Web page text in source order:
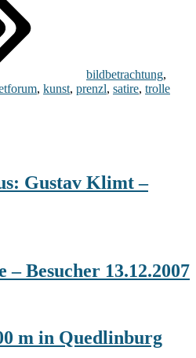
bildbetrachtung,
, kunst, prenzl, satire, trolle
Gustav Klimt –
Besucher 13.12.2007
m in Quedlinburg